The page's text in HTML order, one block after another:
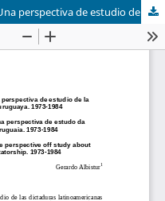
Cotidianidad y proyecto político. Una perspectiva de estudio de la modernidad en la dictadura uruguaya. 1973-1984